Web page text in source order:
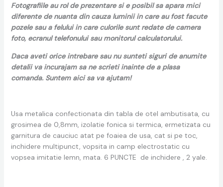
Fotografiile au rol de prezentare si e posibil sa apara mici
diferente de nuanta din cauza luminii in care au fost facute
pozele sau a felului in care culorile sunt redate de camera
foto, ecranul telefonului sau monitorul calculatorului.
Daca aveti orice intrebare sau nu sunteti siguri de anumite
detalii va incurajam sa ne scrieti inainte de a plasa
comanda. Suntem aici sa va ajutam!
Usa metalica confectionata din tabla de otel ambutisata, cu
grosimea de 0,8mm, izolatie fonica si termica, ermetizata cu
garnitura de cauciuc atat pe foaiea de usa, cat si pe toc,
inchidere multipunct, vopsita in camp electrostatic cu
vopsea imitatie lemn, mata. 6 PUNCTE de inchidere , 2 yale.